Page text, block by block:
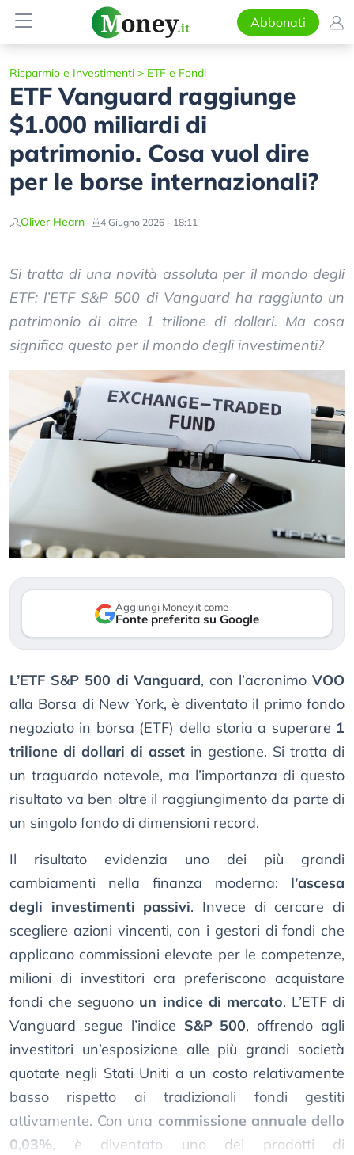
Abbonati
Risparmio e Investimenti > ETF e Fondi
ETF Vanguard raggiunge
$1.000 miliardi di
patrimonio. Cosa vuol dire
per le borse internazionali?
Oliver Hearn 4 Giugno 2026 - 18:11
Si tratta di una novità assoluta per il mondo degli
ETF: l’ETF S&P 500 di Vanguard ha raggiunto un
patrimonio di oltre 1 trilione di dollari. Ma cosa
significa questo per il mondo degli investimenti?
Aggiungi Money.it come
Fonte preferita su Google
L’ETF S&P 500 di Vanguard, con l’acronimoVOO
alla Borsa di New York, è diventato il primo fondo
negoziato in borsa (ETF) della storia a superare 1
trilione di dollari di asset in gestione. Si tratta di
un traguardo notevole, ma l’importanza di questo
risultato va ben oltre il raggiungimento da parte di
un singolo fondo di dimensioni record.
Il risultato evidenzia uno dei più grandi
cambiamenti nella finanza moderna: l’ascesa
degli investimenti passivi. Invece di cercare di
scegliere azioni vincenti, con i gestori di fondi che
applicano commissioni elevate per le competenze,
milioni di investitori ora preferiscono acquistare
fondi che seguono un indice di mercato. L’ETF di
Vanguard segue l’indice S&P 500, offrendo agli
investitori un’esposizione alle più grandi società
quotate negli Stati Uniti a un costo relativamente
basso rispetto ai tradizionali fondi gestiti
attivamente. Con una commissione annuale dello
0,03%, è diventato uno dei prodotti di